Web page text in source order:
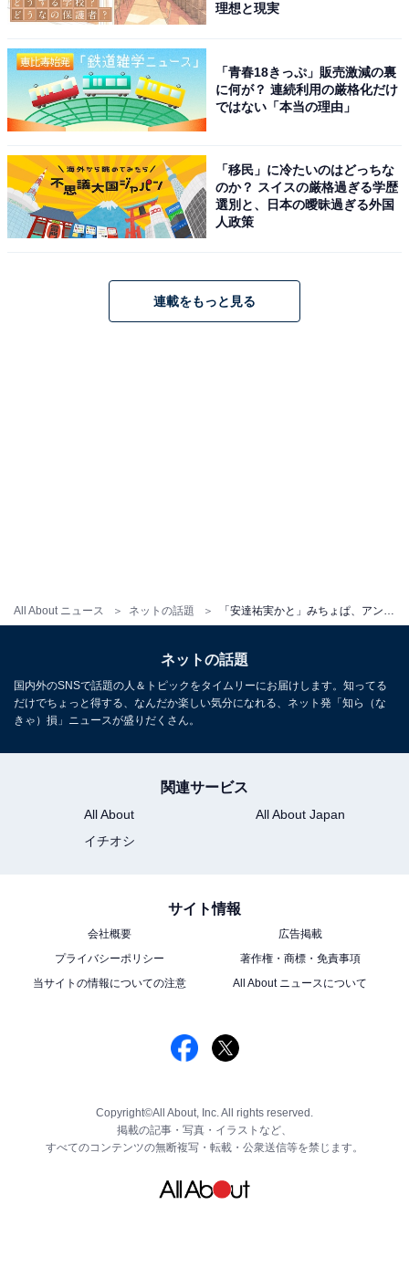
All About ニュース ネットの話題
理想と現実
「青春18きっぷ」販売激減の裏
に何が？ 連続利用の厳格化だけ
ではない「本当の理由」
「移民」に冷たいのはどっちな
のか？ スイスの厳格過ぎる学歴
選別と、日本の曖昧過ぎる外国
人政策
連載をもっと見る
ネットの話題
国内外のSNSで話題の人＆トピックをタイムリーにお届けします。知ってる
だけでちょっと得する、なんだか楽しい気分になれる、ネット発「知ら（な
きゃ）損」ニュースが盛りだくさん。
関連サービス
All About
All About Japan
イチオシ
サイト情報
会社概要
広告掲載
プライバシーポリシー
著作権・商標・免責事項
当サイトの情報についての注意
All About ニュースについて
Copyright©All About, Inc. All rights reserved.
掲載の記事・写真・イラストなど、
すべてのコンテンツの無断複写・転載・公衆送信等を禁じます。